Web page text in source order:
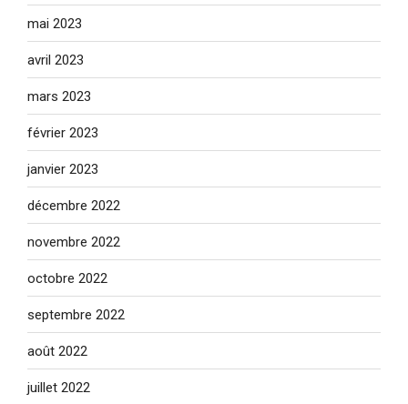
mai 2023
avril 2023
mars 2023
février 2023
janvier 2023
décembre 2022
novembre 2022
octobre 2022
septembre 2022
août 2022
juillet 2022